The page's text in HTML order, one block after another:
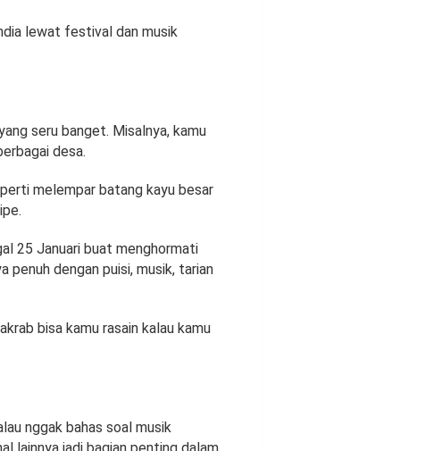
lewat festival dan musik
seru banget. Misalnya, kamu
desa.
melempar batang kayu besar
25 Januari buat menghormati
penuh dengan puisi, musik, tarian
bisa kamu rasain kalau kamu
nggak bahas soal musik